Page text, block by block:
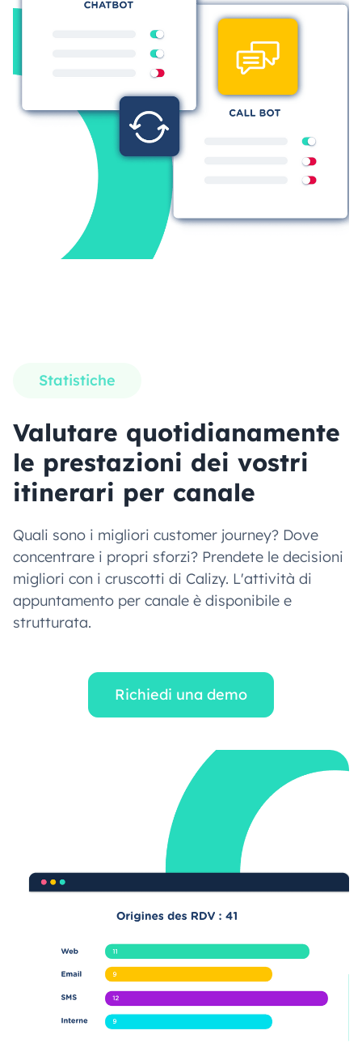
Statistiche
Valutare quotidianamente
le prestazioni dei vostri
itinerari per canale
Quali sono i migliori customer journey? Dove
concentrare i propri sforzi? Prendete le decisioni
migliori con i cruscotti di Calizy. L'attività di
appuntamento per canale è disponibile e
strutturata.
Richiedi una demo